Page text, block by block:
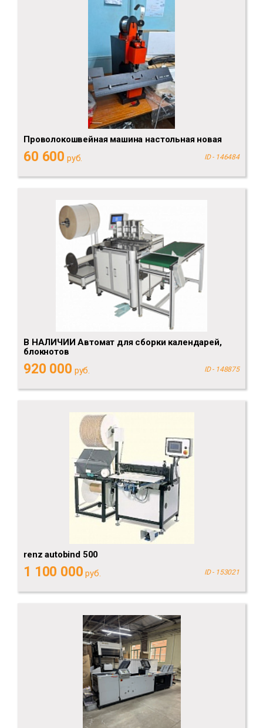
Проволокошвейная машина настольная новая
60 600 руб. ID - 146484
В НАЛИЧИИ Автомат для сборки календарей,
блокнотов
920 000 руб. ID - 148875
renz autobind 500
1 100 000 руб. ID - 153021